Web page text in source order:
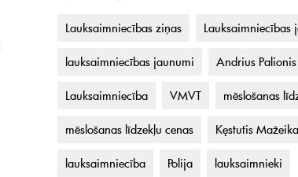
Lauksaimniecības ziņas Lauksaimniecības
lauksaimniecības jaunumi Andrius Palionis
Lauksaimniecība VMVT mēslošanas
mēslošanas līdzekļu cenas Kęstutis Mažeika
lauksaimniecība Polija lauksaimnieki